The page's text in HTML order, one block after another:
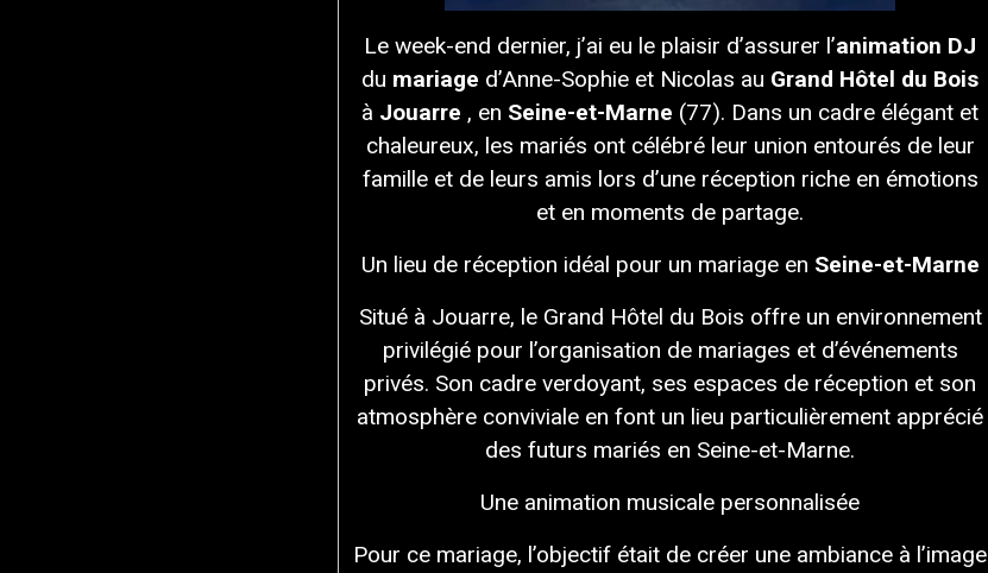
Le week-end dernier, j’ai eu le plaisir d’assurer l’animation DJ
du mariage d’Anne-Sophie et Nicolas au Grand Hôtel du Bois
à Jouarre , en Seine-et-Marne (77). Dans un cadre élégant et
chaleureux, les mariés ont célébré leur union entourés de leur
famille et de leurs amis lors d’une réception riche en émotions
et en moments de partage.
Un lieu de réception idéal pour un mariage en Seine-et-Marne
Situé à Jouarre, le Grand Hôtel du Bois offre un environnement
privilégié pour l’organisation de mariages et d’événements
privés. Son cadre verdoyant, ses espaces de réception et son
atmosphère conviviale en font un lieu particulièrement apprécié
des futurs mariés en Seine-et-Marne.
Une animation musicale personnalisée
Pour ce mariage, l’objectif était de créer une ambiance à l’image